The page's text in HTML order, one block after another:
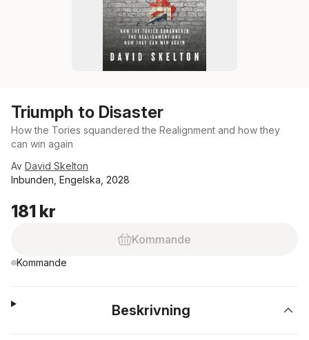
Triumph to Disaster
How the Tories squandered the Realignment and how they
can win again
Av David Skelton
Inbunden, Engelska, 2028
181 kr
Kommande
Kommande
Beskrivning